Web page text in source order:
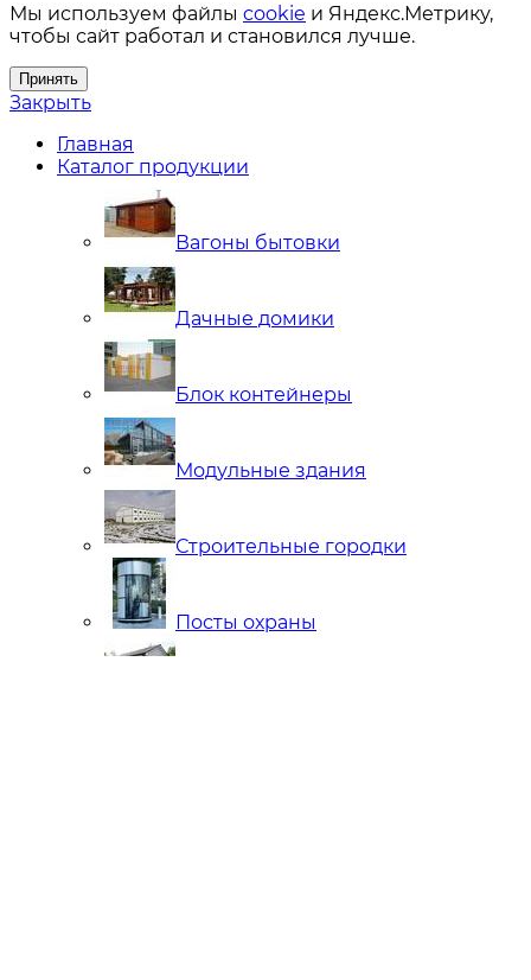
Мы используем файлы cookie и Яндекс.Метрику,
чтобы сайт работал и становился лучше.
Принять
Закрыть
Главная
Каталог продукции
Вагоны бытовки
Дачные домики
Блок контейнеры
Модульные здания
Строительные городки
Посты охраны